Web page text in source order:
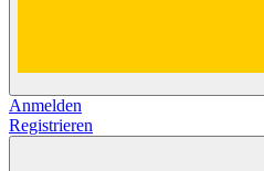
Anmelden
Registrieren